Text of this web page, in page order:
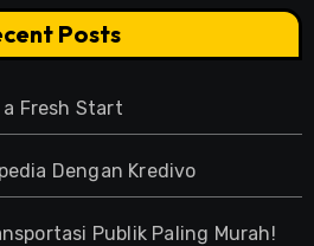
Posts
a Fresh Start
Dengan Kredivo
Publik Paling Murah!